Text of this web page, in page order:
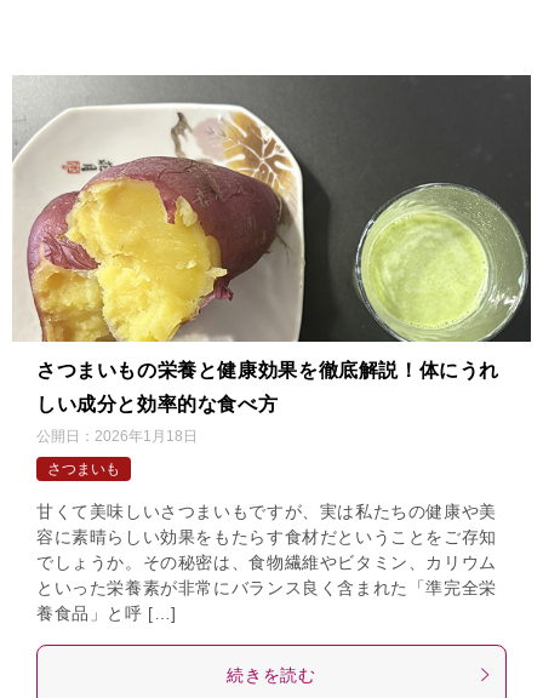
さつまいもの栄養と健康効果を徹底解説！体にうれ
しい成分と効率的な食べ方
公開日： 2026年1月18日
さつまいも
甘くて美味しいさつまいもですが、実は私たちの健康や美
容に素晴らしい効果をもたらす食材だということをご存知
でしょうか。その秘密は、食物繊維やビタミン、カリウム
といった栄養素が非常にバランス良く含まれた「準完全栄
養食品」と呼 […]
続きを読む